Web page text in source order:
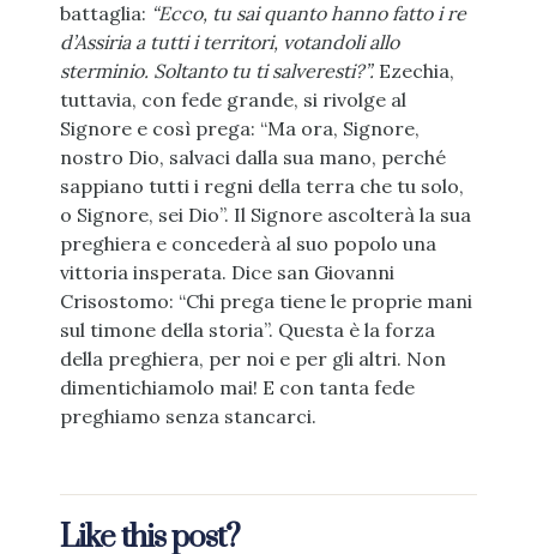
battaglia: “Ecco, tu sai quanto hanno fatto i re
d’Assiria a tutti i territori, votandoli allo
sterminio. Soltanto tu ti salveresti?”.Ezechia,
tuttavia, con fede grande, si rivolge al
Signore e così prega: “Ma ora, Signore,
nostro Dio, salvaci dalla sua mano, perché
sappiano tutti i regni della terra che tu solo,
o Signore, sei Dio”. Il Signore ascolterà la sua
preghiera e concederà al suo popolo una
vittoria insperata. Dice san Giovanni
Crisostomo: “Chi prega tiene le proprie mani
sul timone della storia”. Questa è la forza
della preghiera, per noi e per gli altri. Non
dimentichiamolo mai! E con tanta fede
preghiamo senza stancarci.
Like this post?